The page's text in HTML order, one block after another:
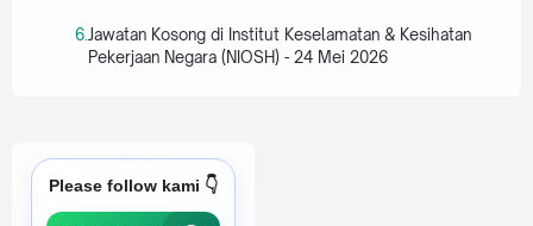
Jawatan Kosong di Institut Keselamatan & Kesihatan
Pekerjaan Negara (NIOSH) - 24 Mei 2026
Please follow kami 👇